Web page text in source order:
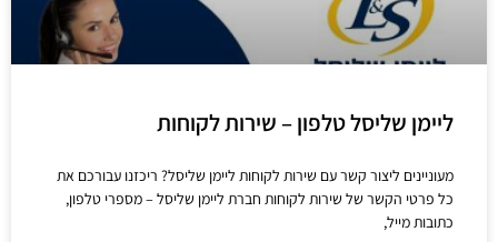
ליימן שליסל טלפון – שירות לקוחות
מעוניינים ליצור קשר עם שירות לקוחות ליימן שליסל? ריכזנו עבורכם את
כל פרטי הקשר של שירות לקוחות חברת ליימן שליסל – מספרי טלפון,
כתובות מייל,